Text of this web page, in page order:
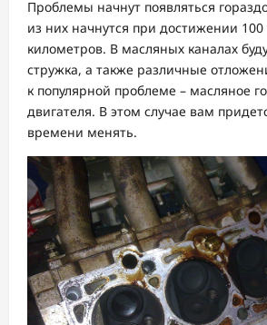
Проблемы начнут появляться
из них начнутся при достижении 100
километров. В масляных каналах
стружка, а также различные
к популярной проблеме – масляное
двигателя. В этом случае вам
времени менять.